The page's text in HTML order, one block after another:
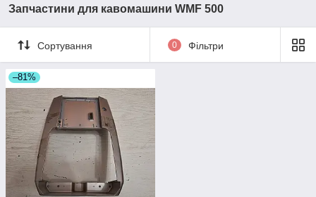
Запчастини для кавомашини WMF 500
Сортування 0 Фільтри
–81%